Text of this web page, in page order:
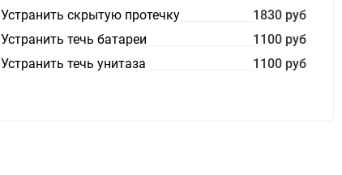
Устранить скрытую протечку
1830 руб
Устранить течь батареи
1100 руб
Устранить течь унитаза
1100 руб